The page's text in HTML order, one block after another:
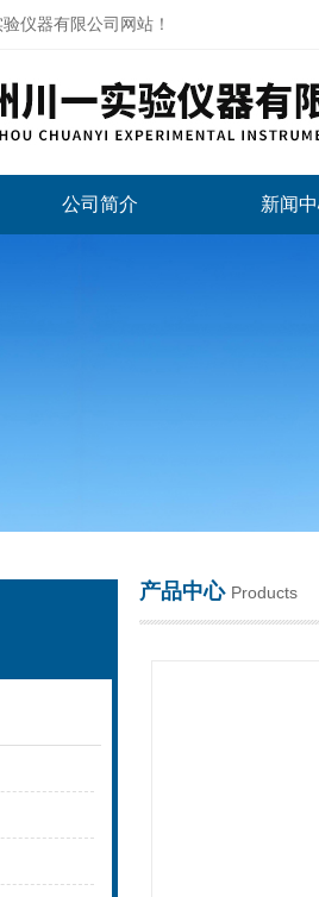
仪器有限公司网站！
公司简介 新闻
产品中心 Products